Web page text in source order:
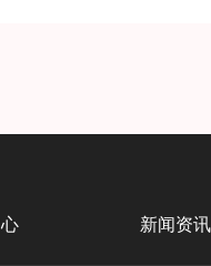
新闻资讯